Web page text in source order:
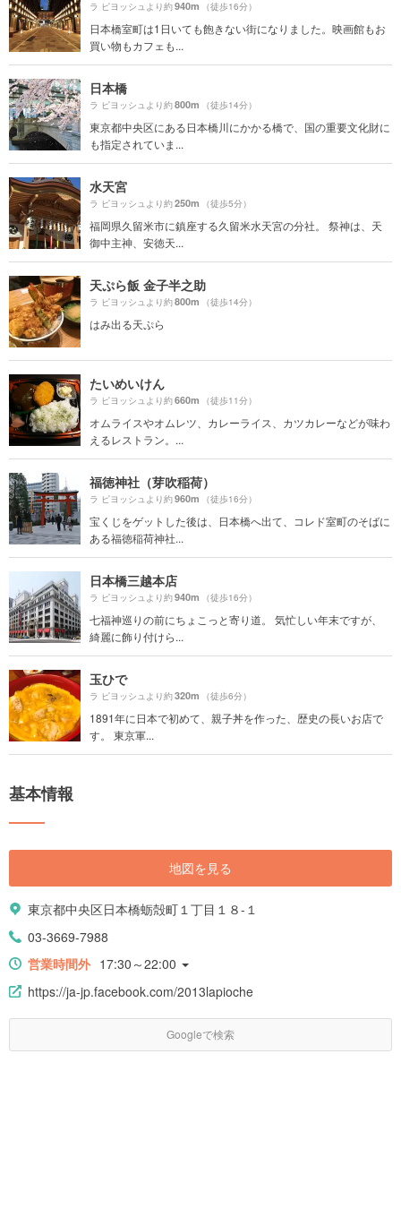
ラ ピヨッシュより約940m （徒歩16分）
日本橋室町は1日いても飽きない街になりました。映画館もお
買い物もカフェも...
日本橋
ラ ピヨッシュより約800m （徒歩14分）
東京都中央区にある日本橋川にかかる橋で、国の重要文化財に
も指定されていま...
水天宮
ラ ピヨッシュより約250m （徒歩5分）
福岡県久留米市に鎮座する久留米水天宮の分社。 祭神は、天
御中主神、安徳天...
天ぷら飯 金子半之助
ラ ピヨッシュより約800m （徒歩14分）
はみ出る天ぷら
たいめいけん
ラ ピヨッシュより約660m （徒歩11分）
オムライスやオムレツ、カレーライス、カツカレーなどが味わ
えるレストラン。...
福徳神社（芽吹稲荷）
ラ ピヨッシュより約960m （徒歩16分）
宝くじをゲットした後は、日本橋へ出て、コレド室町のそばに
ある福徳稲荷神社...
日本橋三越本店
ラ ピヨッシュより約940m （徒歩16分）
七福神巡りの前にちょこっと寄り道。 気忙しい年末ですが、
綺麗に飾り付けら...
玉ひで
ラ ピヨッシュより約320m （徒歩6分）
1891年に日本で初めて、親子丼を作った、歴史の長いお店で
す。 東京軍...
基本情報
地図を見る
東京都中央区日本橋蛎殻町１丁目１８-１
03-3669-7988
営業時間外 17:30～22:00
https://ja-jp.facebook.com/2013lapioche
Googleで検索